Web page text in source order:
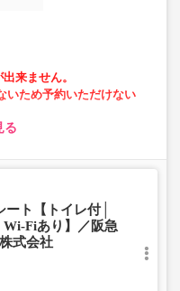
来ません。
いため予約いただけない
る
ート【トイレ付│
Fiあり】／阪急
式会社